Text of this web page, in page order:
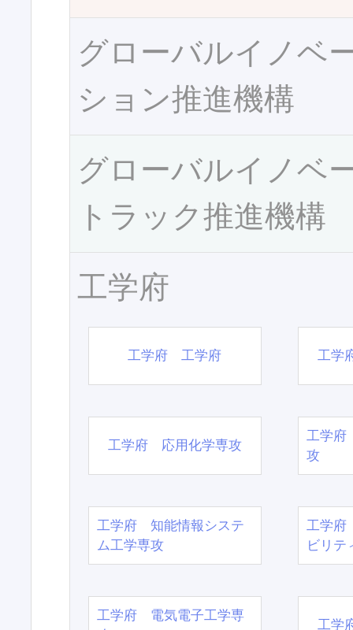
グローバルイノベ
ション推進機構
グローバルイノベ
トラック推進機構
工学府
工学府 工学府 工学
工学府 応用化学専攻
工学府
攻
工学府 知能情報システ
ム工学専攻
工学府
ビリテ
工学府 電気電子工学専
工学